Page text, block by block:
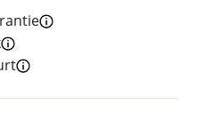
1.300 kg